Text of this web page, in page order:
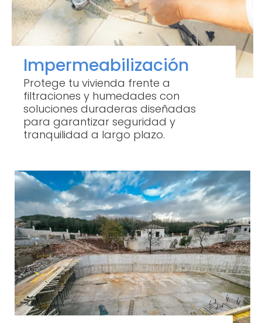
Impermeabilización
Protege tu vivienda frente a
filtraciones y humedades con
soluciones duraderas diseñadas
para garantizar seguridad y
tranquilidad a largo plazo.